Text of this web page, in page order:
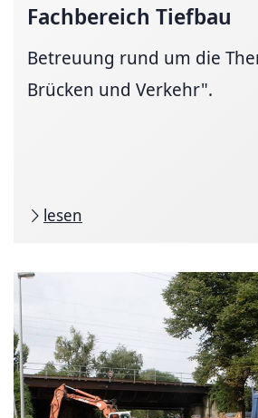
Fachbereich Tiefbau
Betreuung rund um die
Brücken und Verkehr".
lesen